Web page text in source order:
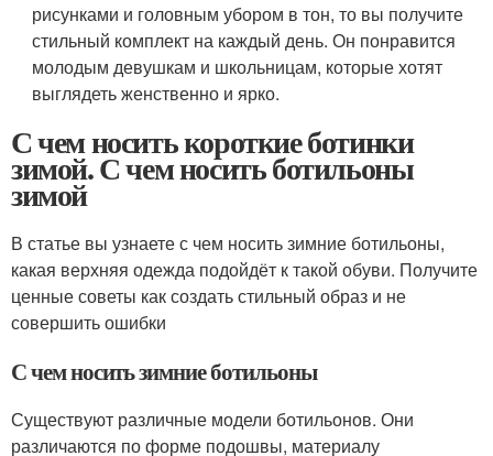
рисунками и головным убором в тон, то вы получите
стильный комплект на каждый день. Он понравится
молодым девушкам и школьницам, которые хотят
выглядеть женственно и ярко.
С чем носить короткие ботинки
зимой. С чем носить ботильоны
зимой
В статье вы узнаете с чем носить зимние ботильоны,
какая верхняя одежда подойдёт к такой обуви. Получите
ценные советы как создать стильный образ и не
совершить ошибки
С чем носить зимние ботильоны
Существуют различные модели ботильонов. Они
различаются по форме подошвы, материалу